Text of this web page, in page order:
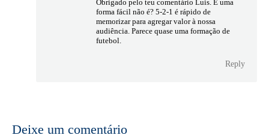
Obrigado pelo teu comentário Luis. É uma
forma fácil não é? 5-2-1 é rápido de
memorizar para agregar valor à nossa
audiência. Parece quase uma formação de
futebol.
Reply
Deixe um comentário